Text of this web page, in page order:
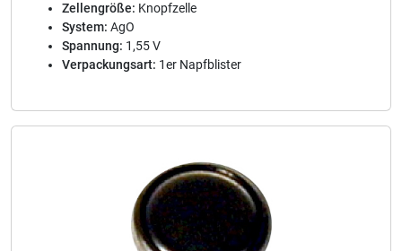
Zellengröße: Knopfzelle
System: AgO
Spannung: 1,55 V
Verpackungsart: 1er Napfblister